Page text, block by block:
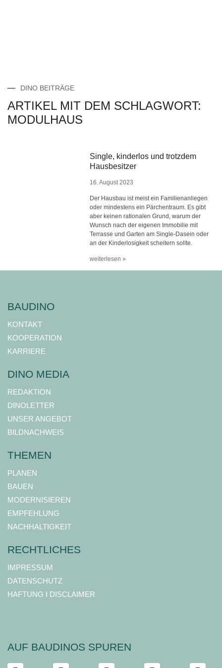
DINO BEITRÄGE
ARTIKEL MIT DEM SCHLAGWORT:
MODULHAUS
Single, kinderlos und trotzdem
Hausbesitzer
16. August 2023
Der Hausbau ist meist ein Familienanliegen
oder mindestens ein Pärchentraum. Es gibt
aber keinen rationalen Grund, warum der
Wunsch nach der eigenen Immobilie mit
Terrasse und Garten am Single-Dasein oder
an der Kinderlosigkeit scheitern sollte.
weiterlesen »
BAUDINO
KONTAKT
KOOPERATION
KARRIERE
DINO MEDIA
REDAKTION
DINOLETTER
UNSER ANGEBOT
BILDNACHWEIS
THEMEN
PLANEN
BAUEN
MODERNISIEREN
EMPFEHLUNG
NACHHALTIGKEIT
RECHTLICHES
IMPRESSUM
DATENSCHUTZ
HAFTUNG I DISCLAIMER
AUF BAUDINOS SPUREN